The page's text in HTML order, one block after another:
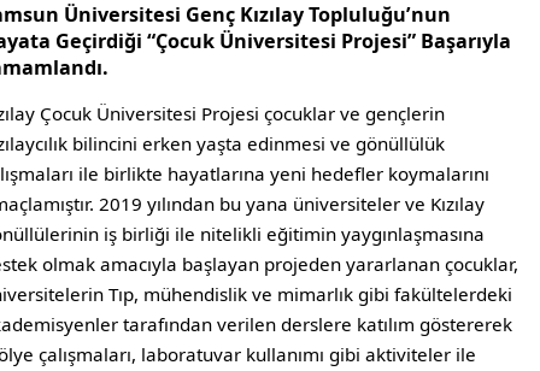
Üniversitesi Genç Kızılay Topluluğu’nun
Geçirdiği “Çocuk Üniversitesi Projesi” Başarıyla
Çocuk Üniversitesi Projesi çocuklar ve gençlerin
bilincini erken yaşta edinmesi ve gönüllülük
ile birlikte hayatlarına yeni hedefler koymalarını
2019 yılından bu yana üniversiteler ve Kızılay
iş birliği ile nitelikli eğitimin yaygınlaşmasına
olmak amacıyla başlayan projeden yararlanan çocuklar,
Tıp, mühendislik ve mimarlık gibi fakültelerdeki
tarafından verilen derslere katılım göstererek
çalışmaları, laboratuvar kullanımı gibi aktiviteler ile